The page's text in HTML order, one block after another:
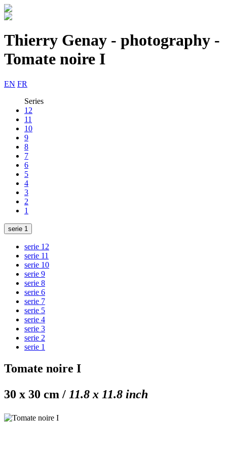
Thierry Genay - photography -
Tomate noire I
EN FR
Series
12
11
10
9
8
7
6
5
4
3
2
1
serie 1
serie 12
serie 11
serie 10
serie 9
serie 8
serie 6
serie 7
serie 5
serie 4
serie 3
serie 2
serie 1
Tomate noire I
30 x 30 cm / 11.8 x 11.8 inch